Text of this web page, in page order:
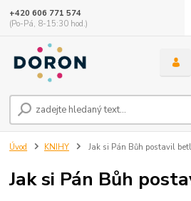
+420 606 771 574
(Po-Pá, 8-15:30 hod.)
Úvod KNIHY Jak si Pán Bůh postavil
Jak si Pán Bůh